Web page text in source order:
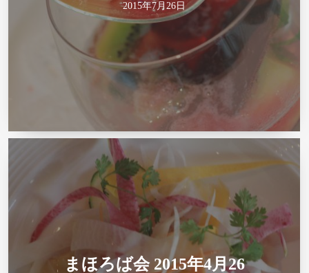
2015年7月26日
まほろば会 2015年4月26